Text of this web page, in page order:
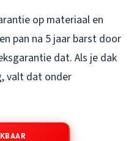
op materiaal en
pan na 5 jaar barst door
dat. Als je dak
valt dat onder